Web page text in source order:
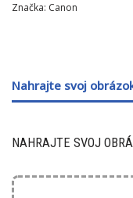
Značka: Canon
Nahrajte svoj
NAHRAJTE SVOJ